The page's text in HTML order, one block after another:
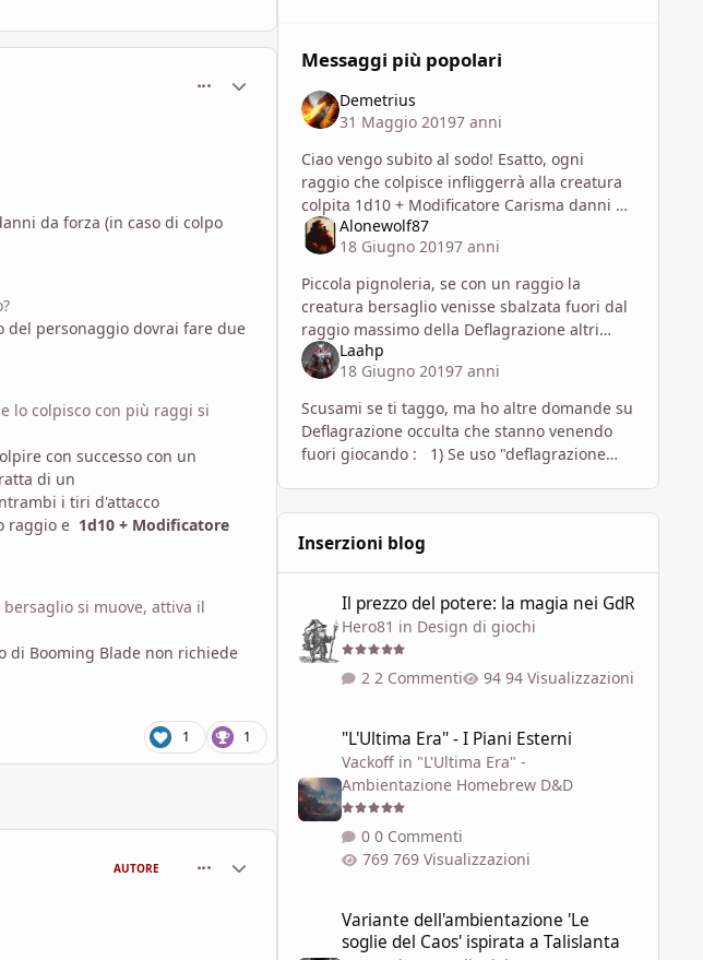
da forza (in caso di colpo
personaggio dovrai fare due
lo colpisco con più raggi si
con successo con un
di un
i tiri d'attacco
raggio e 1d10 + Modificatore
si muove, attiva il
di Booming Blade non richiede
1 1
AUTORE Statistiche Autore
Messaggi più popolari
Demetrius
31 Maggio 20197 anni
Ciao vengo subito al sodo! Esatto, ogni
raggio che colpisce infliggerrà alla creatura
colpita 1d10 + Modificatore Carisma danni da
forza (in caso di colpo critico infliggerai
dunque 2d10 + Modi
Alonewolf87
18 Giugno 20197 anni
Piccola pignoleria, se con un raggio la
creatura bersaglio venisse sbalzata fuori dal
raggio massimo della Deflagrazione altri
eventuali raggi ulteriori non potrebbero
colpirla
Laahp
18 Giugno 20197 anni
Scusami se ti taggo, ma ho altre domande su
Deflagrazione occulta che stanno venendo
fuori giocando : 1) Se uso "deflagrazione
Inserzioni blog
Il prezzo del potere: la magia nei GdR
Hero81 in Design di giochi
2 Commenti 94 Visualizzazioni
"L'Ultima Era" - I Piani Esterni
Vackoffin "L'Ultima Era" -
Ambientazione Homebrew D&D
0 Commenti
769 Visualizzazioni
Variante dell'ambientazione 'Le
soglie del Caos' ispirata a Talislanta